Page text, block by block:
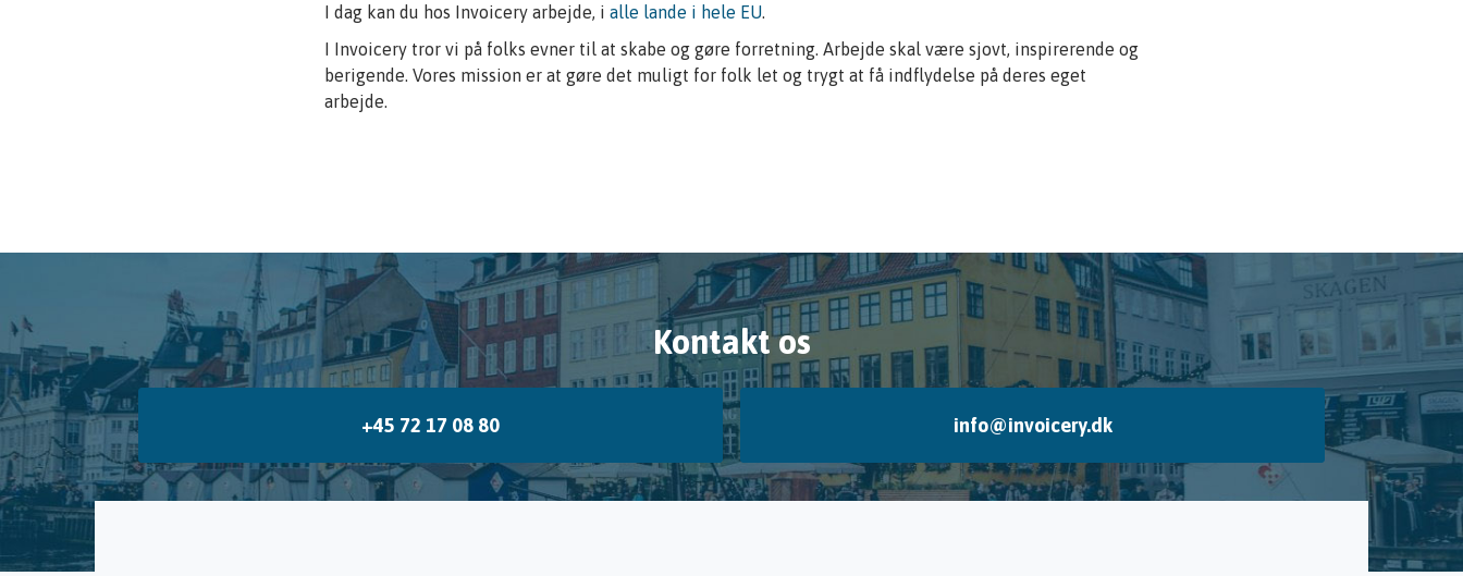
I dag kan du hos Invoicery arbejde, i alle lande i hele EU.
I Invoicery tror vi på folks evner til at skabe og gøre forretning. Arbejde skal være sjovt, inspirerende og
berigende. Vores mission er at gøre det muligt for folk let og trygt at få indflydelse på deres eget
arbejde.
Kontakt os
+45 72 17 08 80 info@invoicery.dk